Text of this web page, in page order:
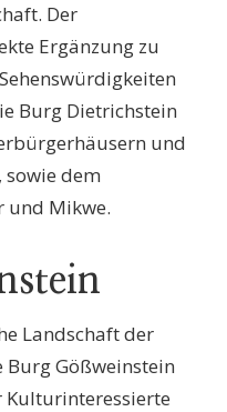
Der
Ergänzung zu
Burg Dietrichstein
und
sowie dem
und Mikwe.
Landschaft der
Burg Gößweinstein
Kulturinteressierte